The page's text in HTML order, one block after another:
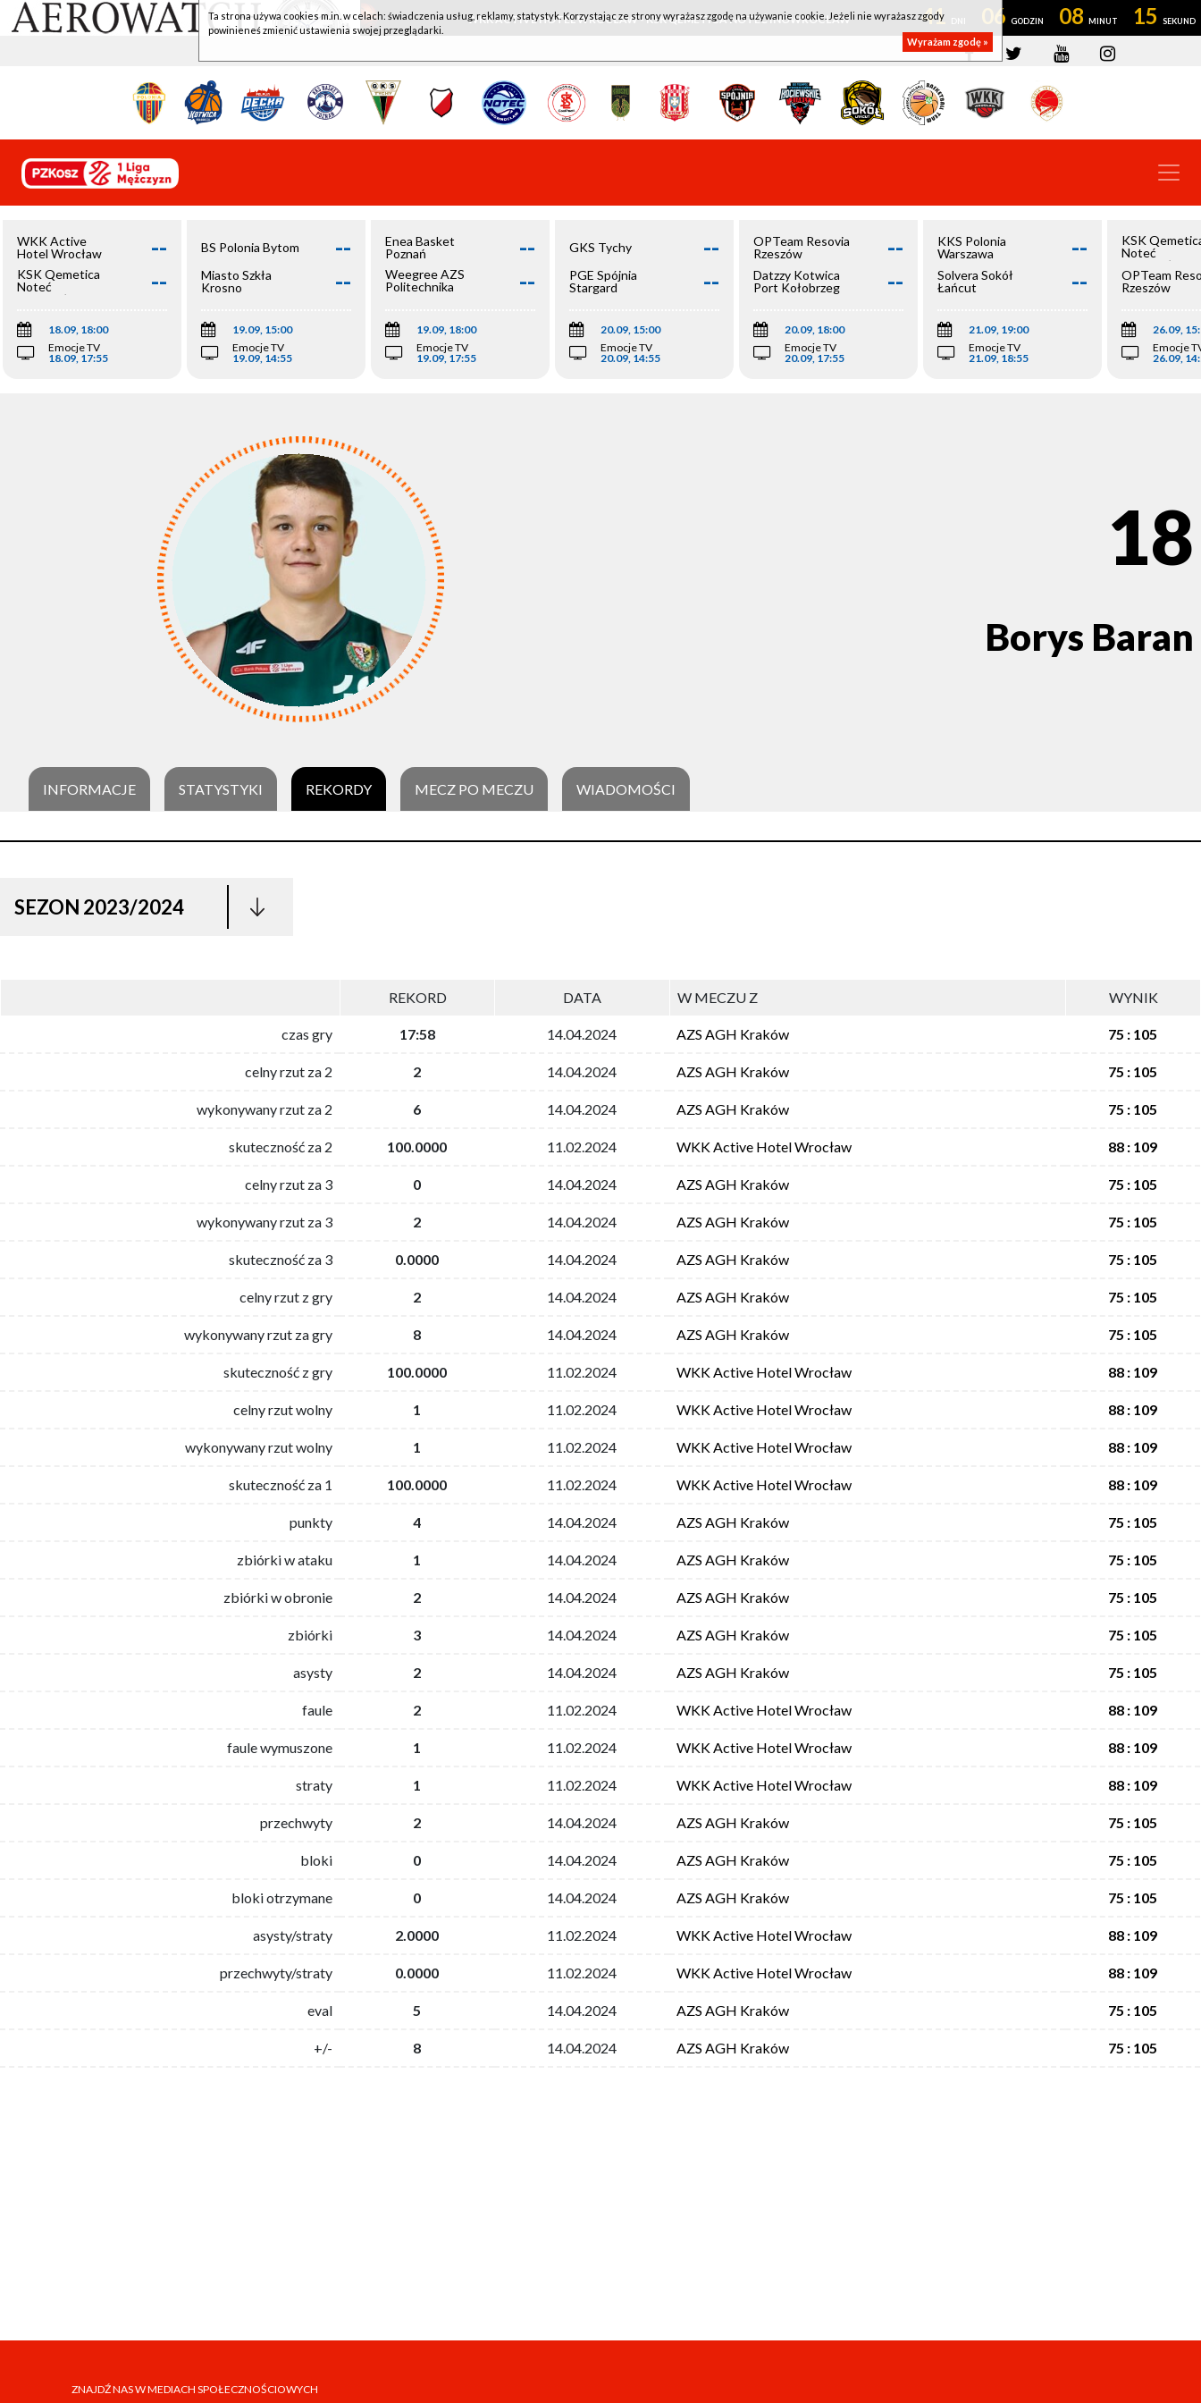
WKK ACTIVE HOTEL WROCŁAW - KSK QEMETICA NOTEĆ INOWROCŁAW 41 06 08 14
WKK Active
Hotel Wrocław
--
KSK Qemetica
Noteć
Inowrocław
--
18.09, 18:00
Emocje TV
18.09, 17:55
BS Polonia Bytom --
Miasto Szkła
Krosno
--
19.09, 15:00
Emocje TV
19.09, 14:55
Enea Basket
Poznań
--
Weegree AZS
Politechnika
--
19.09, 18:00
Emocje TV
19.09, 17:55
GKS Tychy --
PGE Spójnia
Stargard
--
20.09, 15:00
Emocje TV
20.09, 14:55
OPTeam Resovia
Rzeszów
--
Datzzy Kotwica
Port Kołobrzeg
--
20.09, 18:00
Emocje TV
20.09, 17:55
KKS Polonia
Warszawa
--
Solvera Sokół
Łańcut
--
21.09, 19:00
Emocje TV
21.09, 18:55
KSK
Noteć
Inowrocław
OPTeam
Rzeszów
26.09,
Emocje
26.09,
18
Borys Baran
INFORMACJE STATYSTYKI REKORDY MECZ PO MECZU WIADOMOŚCI
SEZON 2023/2024
REKORD DATA W MECZU Z WYNIK
czas gry 17:58 14.04.2024 AZS AGH Kraków 75 : 105
celny rzut za 2 2 14.04.2024 AZS AGH Kraków 75 : 105
wykonywany rzut za 2 6 14.04.2024 AZS AGH Kraków 75 : 105
skuteczność za 2 100.0000 11.02.2024 WKK Active Hotel Wrocław 88 : 109
celny rzut za 3 0 14.04.2024 AZS AGH Kraków 75 : 105
wykonywany rzut za 3 2 14.04.2024 AZS AGH Kraków 75 : 105
skuteczność za 3 0.0000 14.04.2024 AZS AGH Kraków 75 : 105
celny rzut z gry 2 14.04.2024 AZS AGH Kraków 75 : 105
wykonywany rzut za gry 8 14.04.2024 AZS AGH Kraków 75 : 105
skuteczność z gry 100.0000 11.02.2024 WKK Active Hotel Wrocław 88 : 109
celny rzut wolny 1 11.02.2024 WKK Active Hotel Wrocław 88 : 109
wykonywany rzut wolny 1 11.02.2024 WKK Active Hotel Wrocław 88 : 109
skuteczność za 1 100.0000 11.02.2024 WKK Active Hotel Wrocław 88 : 109
punkty 4 14.04.2024 AZS AGH Kraków 75 : 105
zbiórki w ataku 1 14.04.2024 AZS AGH Kraków 75 : 105
zbiórki w obronie 2 14.04.2024 AZS AGH Kraków 75 : 105
zbiórki 3 14.04.2024 AZS AGH Kraków 75 : 105
asysty 2 14.04.2024 AZS AGH Kraków 75 : 105
faule 2 11.02.2024 WKK Active Hotel Wrocław 88 : 109
faule wymuszone 1 11.02.2024 WKK Active Hotel Wrocław 88 : 109
straty 1 11.02.2024 WKK Active Hotel Wrocław 88 : 109
przechwyty 2 14.04.2024 AZS AGH Kraków 75 : 105
bloki 0 14.04.2024 AZS AGH Kraków 75 : 105
bloki otrzymane 0 14.04.2024 AZS AGH Kraków 75 : 105
asysty/straty 2.0000 11.02.2024 WKK Active Hotel Wrocław 88 : 109
przechwyty/straty 0.0000 11.02.2024 WKK Active Hotel Wrocław 88 : 109
eval 5 14.04.2024 AZS AGH Kraków 75 : 105
+/- 8 14.04.2024 AZS AGH Kraków 75 : 105
ZNAJDŹ NAS W MEDIACH SPOŁECZNOŚCIOWYCH
Ta strona używa cookies m.in. w celach: świadczenia usług, reklamy, statystyk. Korzystając ze strony wyrażasz zgodę na używanie cookie. Jeżeli nie wyrażasz zgody
powinieneś zmienić ustawienia swojej przeglądarki.
Wyrażam zgodę »